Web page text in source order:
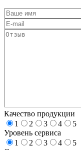
Качество продукции
1
2 3 4
5
Уровень сервиса
1
2 3 4
5